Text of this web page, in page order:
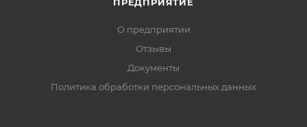
О предприятии
Отзывы
Документы
Политика обработки персональных данных